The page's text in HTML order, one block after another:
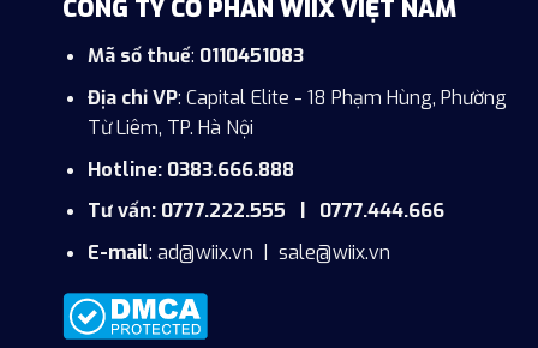
CÔNG TY CỔ PHẦN WIIX VIỆT NAM
Mã số thuế: 0110451083
Địa chỉ VP: Capital Elite - 18 Phạm Hùng, Phường
Từ Liêm, TP. Hà Nội
Hotline: 0383.666.888
Tư vấn: 0777.222.555 | 0777.444.666
E-mail: ad@wiix.vn | sale@wiix.vn